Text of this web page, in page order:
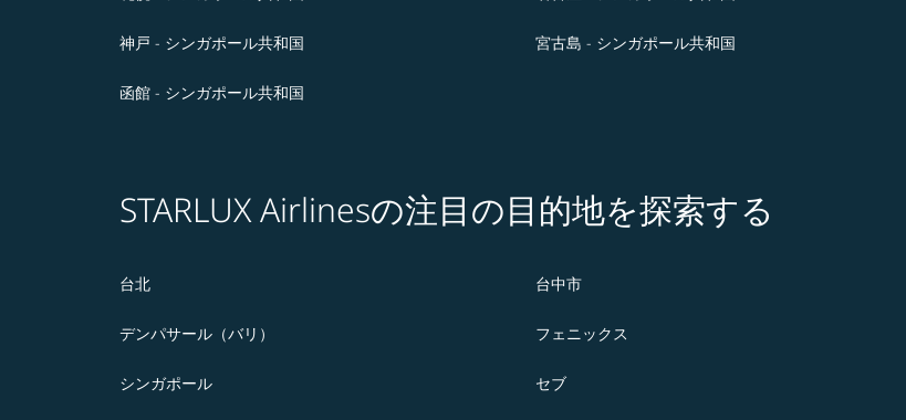
神戸 - シンガポール共和国 宮古島 - シンガポール共和国
函館 - シンガポール共和国
STARLUX Airlinesの注目の目的地を探索する
台北 台中市
デンパサール（バリ） フェニックス
シンガポール セブ